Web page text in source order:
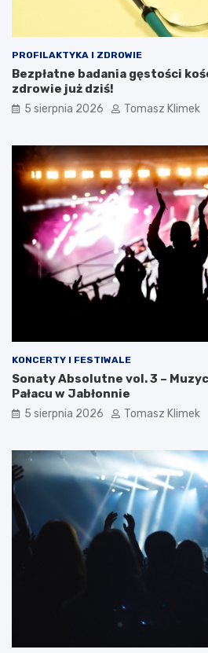
PROFILAKTYKA I ZDROWIE
Bezpłatne badania gęstości
zdrowie już dziś!
5 sierpnia 2026 Tomasz Klimek
KONCERTY I FESTIWALE
Sonaty Absolutne vol. 3 –
Pałacu w Jabłonnie
5 sierpnia 2026 Tomasz Klimek